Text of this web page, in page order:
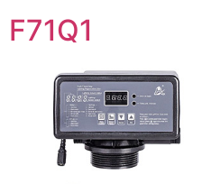
F71Q1